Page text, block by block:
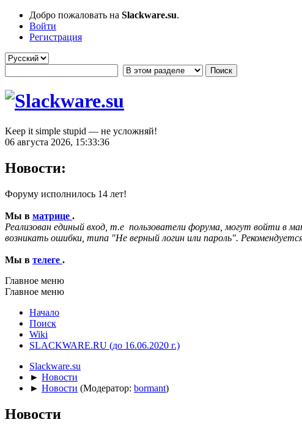
Добро пожаловать на Slackware.su.
Войти
Регистрация
Keep it simple stupid — не усложняй!
06 августа 2026, 15:33:36
Новости:
Форуму исполнилось 14 лет!
Мы в матрице .
Реализован единый вход, т.е пользователи форума, могут войти в
возникать ошибки, типа "Не верный логин или пароль".
Мы в телеге .
Главное меню
Главное меню
Начало
Поиск
Wiki
SLACKWARE.RU (до 16.06.2020 г.)
Slackware.su
► Новости
► Новости (Модератор: bormant)
Новости